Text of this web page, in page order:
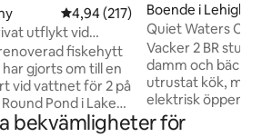
4,94 av 5 i genomsnittligt
4,94 (217)
utflykt vid
fiskehytt
gjorts om till en
vid vattnet för 2 på
Pond i Lake
är utformat för
Boende i
Quiet Waters
vattnet!
Vacker 2 BR
damm och bäck.
utrustat kök,
elektrisk öppen
med
bekvämligheter för